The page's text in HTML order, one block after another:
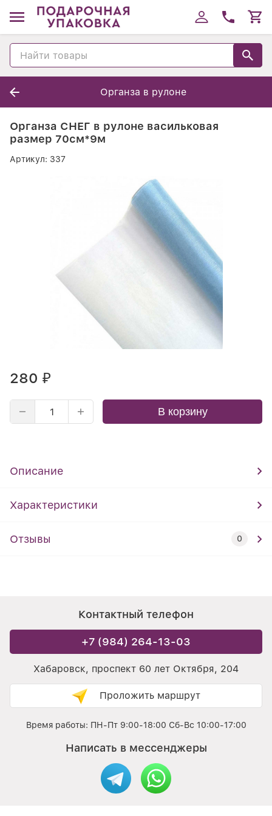
Органза в рулоне
Органза СНЕГ в рулоне васильковая
размер 70см*9м
Артикул: 337
280 ₽
В корзину
Описание
Характеристики
Отзывы 0
Контактный телефон
+7 (984) 264-13-03
Хабаровск, проспект 60 лет Октября, 204
Проложить маршрут
Время работы: ПН-Пт 9:00-18:00 Сб-Вс 10:00-17:00
Написать в мессенджеры